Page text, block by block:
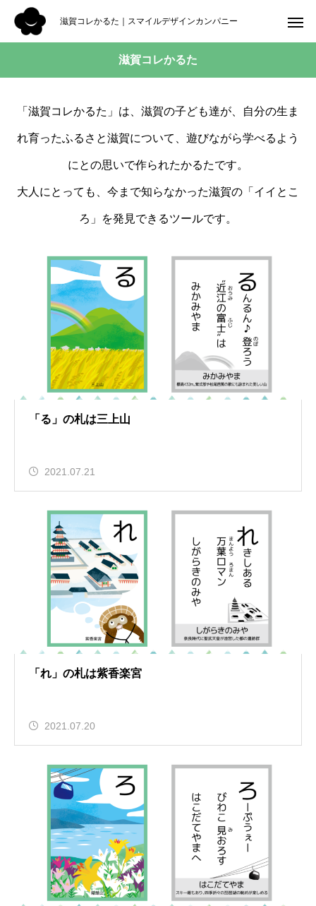
滋賀コレかるた｜スマイルデザインカンパニー
滋賀コレかるた
「滋賀コレかるた」は、滋賀の子ども達が、自分の生ま
れ育ったふるさと滋賀について、遊びながら学べるよう
にとの思いで作られたかるたです。
大人にとっても、今まで知らなかった滋賀の「イイとこ
ろ」を発見できるツールです。
「る」の札は三上山
2021.07.21
「れ」の札は紫香楽宮
2021.07.20